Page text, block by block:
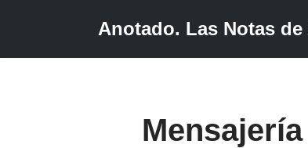
Anotado. Las Notas de
Mensajería